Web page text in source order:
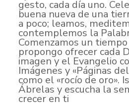
gesto, cada día uno.
buena nueva de una
a poco; leamos,
contemplemos la
Comenzamos un
propongo ofrecer cada
imagen y el Evangelio
Imágenes y «Páginas
como el «rocío de oro».
Ábrelas y escucha la
crecer en ti